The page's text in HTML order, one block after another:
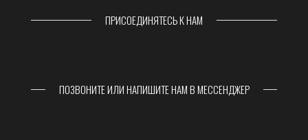
ПРИСОЕДИНЯТЕСЬ К НАМ
ПОЗВОНИТЕ ИЛИ НАПИШИТЕ НАМ В МЕССЕНДЖЕР